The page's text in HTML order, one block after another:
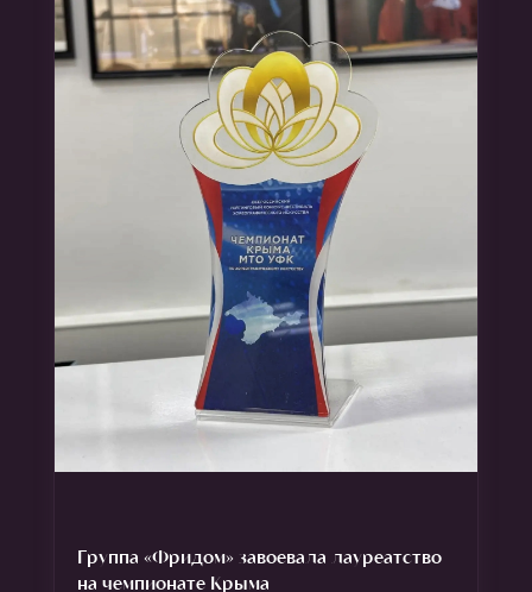
Группа «Фридом» завоевала лауреатство
на чемпионате Крыма